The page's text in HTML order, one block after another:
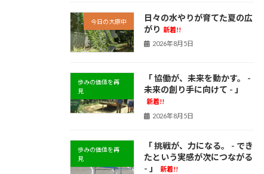
今日の大原中
日々の水やりが育てた夏の広
がり 新着!!
2026年8月5日
歩みの価値を再
見
「 協働が、未来を動かす。 -
未来の創り手に向けて - 」
新着!!
2026年8月5日
歩みの価値を再
見
「 挑戦が、力になる。 - でき
たという実感が次につながる
- 」
新着!!